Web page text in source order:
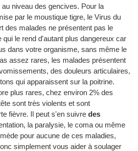
niveau des gencives. Pour la
par le moustique tigre, le Virus du
des malades ne présentent pas le
le rend d'autant plus dangereux car
dans votre organisme, sans même le
assez rares, les malades présentent
des douleurs articulaires,
qui apparaissent sur la poitrine.
plus rares, chez environ 2% des
sont très violents et sont
fièvre. Il peut s'en suivre des
la paralysie, le coma ou même
pour aucune de ces maladies,
simplement vous aider à soulager